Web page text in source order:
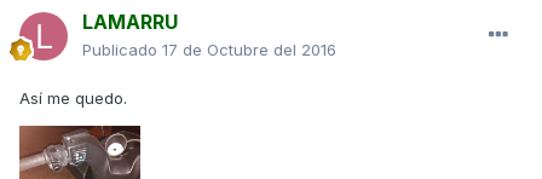
LAMARRU
Publicado 17 de Octubre del 2016
Así me quedo.